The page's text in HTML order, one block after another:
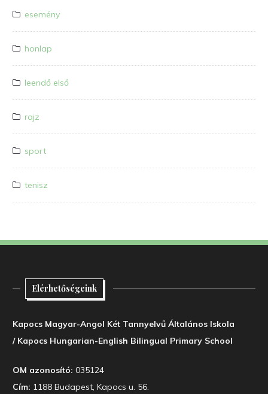
esemény
honlap
leendő első
rajz
sport
tenisz
Elérhetőségeink
Kapocs Magyar-Angol Két Tannyelvű Általános Iskola
/ Kapocs Hungarian-English Bilingual Primary School
OM azonosító: 035124
Cím: 1188 Budapest, Kapocs u. 56.